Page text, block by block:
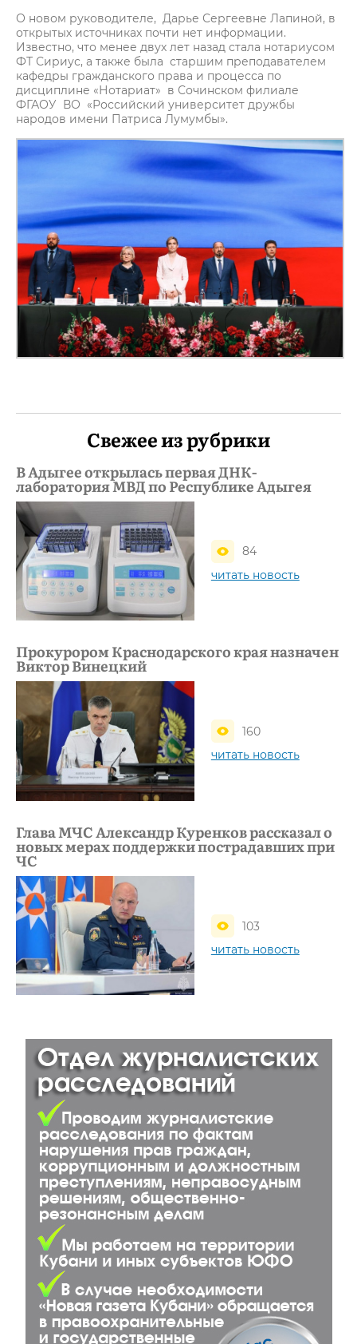
О новом руководителе, Дарье Сергеевне Лапиной, в
открытых источниках почти нет информации.
Известно, что менее двух лет назад стала нотариусом
ФТ Сириус, а также была старшим преподавателем
кафедры гражданского права и процесса по
дисциплине «Нотариат» в Сочинском филиале
ФГАОУ ВО «Российский университет дружбы
народов имени Патриса Лумумбы».
Свежее из рубрики
В Адыгее открылась первая ДНК-
лаборатория МВД по Республике Адыгея
84
читать новость
Прокурором Краснодарского края назначен
Виктор Винецкий
160
читать новость
Глава МЧС Александр Куренков рассказал о
новых мерах поддержки пострадавших при
ЧС
103
читать новость